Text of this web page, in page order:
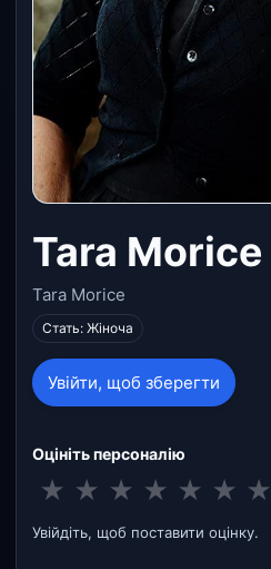
Tara Morice
Tara Morice
Стать: Жіноча
Увійти, щоб зберегти
Оцініть персоналію
★ ★ ★ ★ ★ ★ ★
Увійдіть, щоб поставити оцінку.